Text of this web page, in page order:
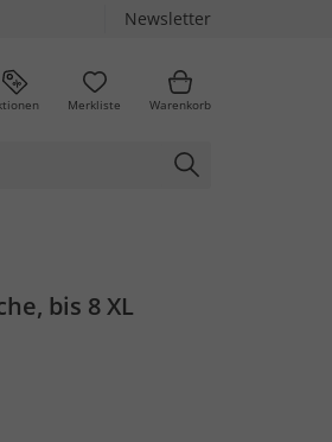
Newsletter
Merkliste Warenkorb
bis 8 XL